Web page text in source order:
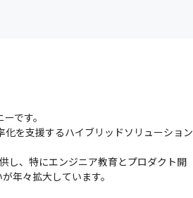
です。
を支援するハイブリッドソリューション
し、特にエンジニア教育とプロダクト開
年々拡大しています。